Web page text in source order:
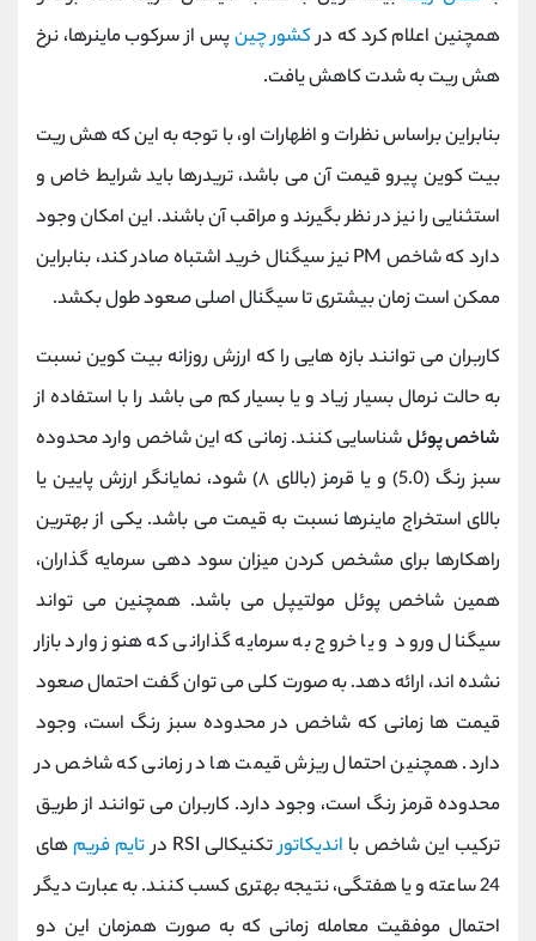
همچنین اعلام کرد که درکشور چینپس از سرکوب ماینرها، نرخ
هش ریت به شدت کاهش یافت.
بنابراین براساس نظرات و اظهارات او، با توجه به این که هش ریت
بیت کوین پیرو قیمت آن می باشد، تریدرها باید شرایط خاص و
استثنایی را نیز در نظر بگیرند و مراقب آن باشند. این امکان وجود
دارد که شاخص PM نیز سیگنال خرید اشتباه صادر کند، بنابراین
ممکن است زمان بیشتری تا سیگنال اصلی صعود طول بکشد.
کاربران می توانند بازه هایی را که ارزش روزانه بیت کوین نسبت
به حالت نرمال بسیار زیاد و یا بسیار کم می باشد را با استفاده از
شاخص پوئلشناسایی کنند. زمانی که این شاخص وارد محدوده
سبز رنگ (5.0) و یا قرمز (بالای ۸) شود، نمایانگر ارزش پایین یا
بالای استخراج ماینرها نسبت به قیمت می باشد. یکی از بهترین
راهکارها برای مشخص کردن میزان سود دهی سرمایه گذاران،
همین شاخص پوئل مولتیپل می باشد. همچنین می تواند
سیگنال ورود و یا خروج به سرمایه گذارانی که هنوز وارد بازار
نشده اند، ارائه دهد. به صورت کلی می توان گفت احتمال صعود
قیمت ها زمانی که شاخص در محدوده سبز رنگ است، وجود
دارد. همچنین احتمال ریزش قیمت ها در زمانی که شاخص در
محدوده قرمز رنگ است، وجود دارد. کاربران می توانند از طریق
ترکیب این شاخص با اندیکاتورتکنیکالی RSI در تایم فریم های
24 ساعته و یا هفتگی، نتیجه بهتری کسب کنند. به عبارت دیگر
احتمال موفقیت معامله زمانی که به صورت همزمان این دو